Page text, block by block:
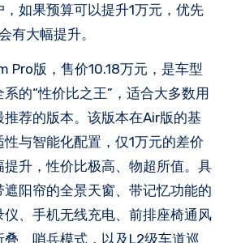
如果预算可以提升1万元，优先
有大幅提升。
Pro版，售价10.18万元，是车型
的“性价比之王”，适合大多数用
推荐的版本。该版本在Air版的基
与智能化配置，仅1万元的差价
升，性价比极高、物超所值。具
阳帘的全景天窗、带记忆功能的
、手机无线充电、前排座椅通风
、哨兵模式，以及L2级车道巡